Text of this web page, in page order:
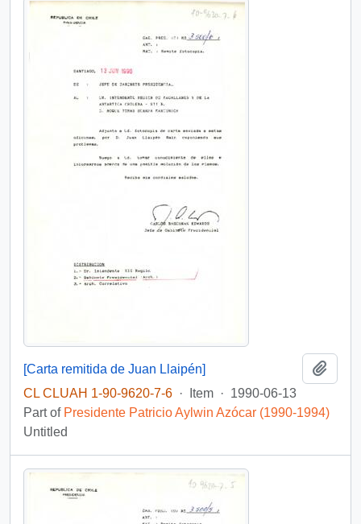
[Carta remitida de Juan Llaipén]
CL CLUAH 1-90-9620-7-6 · Item · 1990-06-13
Part of Presidente Patricio Aylwin Azócar (1990-1994)
Untitled